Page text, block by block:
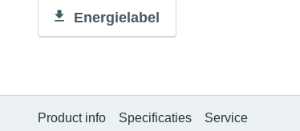
Energielabel
Product info Specificaties Service